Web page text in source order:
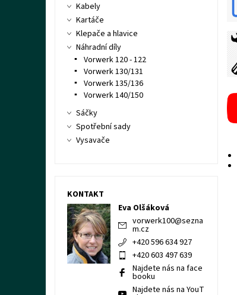
Kabely
Kartáče
Klepače a hlavice
Náhradní díly
Vorwerk 120 - 122
Vorwerk 130/131
Vorwerk 135/136
Vorwerk 140/150
Sáčky
Spotřební sady
Vysavače
KONTAKT
Eva Olšáková
vorwerk100@sezna
m.cz
+420 596 634 927
+420 603 497 639
Najdete nás na face
booku
Najdete nás na YouT